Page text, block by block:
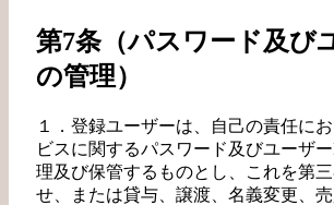
第7条（パスワード及び
の管理）
１．登録ユーザーは、自己の責任に
ビスに関するパスワード及びユーザ
理及び保管するものとし、これを第
せ、または貸与、譲渡、名義変更、